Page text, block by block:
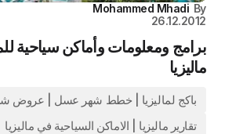
By
Mohammed Mhadi
26.12.2012
برامج ومعلومات وأماكن سياحية
ماليزيا
باكج لماليزيا | خطط شهر عسل | عروض
تقارير ماليزيا | الاماكن السياحية في ماليزيا